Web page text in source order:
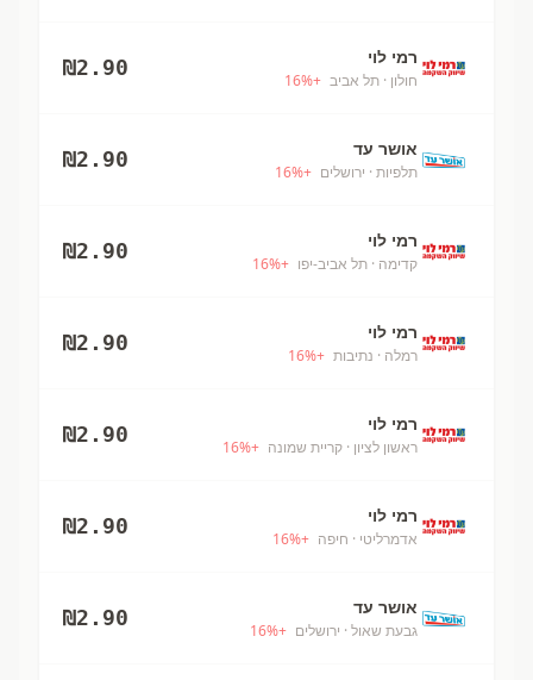
רמי לוי
חולון · תל אביב +
16%
₪2.90
אושר עד
תלפיות · ירושלים +
16%
₪2.90
רמי לוי
קדימה · תל אביב-יפו +
16%
₪2.90
רמי לוי
רמלה · נתיבות +
16%
₪2.90
רמי לוי
ראשון לציון · קריית שמונה +
16%
₪2.90
רמי לוי
אדמרליטי · חיפה +
16%
₪2.90
אושר עד
גבעת שאול · ירושלים +
16%
₪2.90